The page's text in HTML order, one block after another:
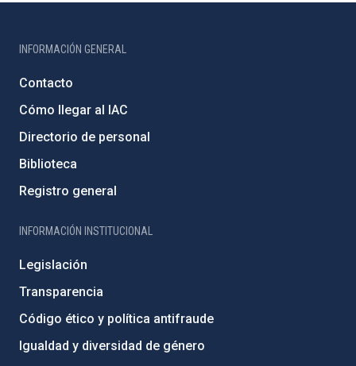
INFORMACIÓN GENERAL
Contacto
Cómo llegar al IAC
Directorio de personal
Biblioteca
Registro general
INFORMACIÓN INSTITUCIONAL
Legislación
Transparencia
Código ético y política antifraude
Igualdad y diversidad de género